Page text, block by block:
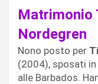
Matrimonio
Nordegren
Nono posto per
(2004), sposati in
alle Barbados.